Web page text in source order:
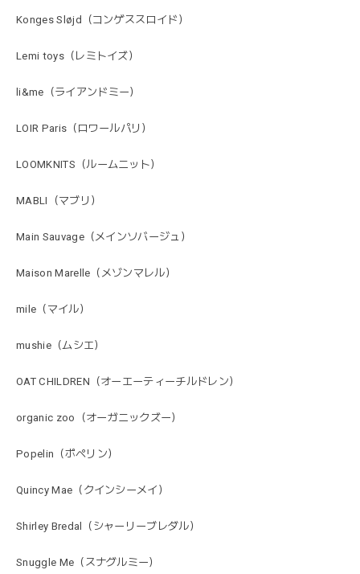
Konges Sløjd（コンゲススロイド）
Lemi toys（レミトイズ）
li&me（ライアンドミー）
LOIR Paris（ロワールパリ）
LOOMKNITS（ルームニット）
MABLI（マブリ）
Main Sauvage（メインソバージュ）
Maison Marelle（メゾンマレル）
mile（マイル）
mushie（ムシエ）
OAT CHILDREN（オーエーティーチルドレン）
organic zoo（オーガニックズー）
Popelin（ポペリン）
Quincy Mae（クインシーメイ）
Shirley Bredal（シャーリーブレダル）
Snuggle Me（スナグルミー）